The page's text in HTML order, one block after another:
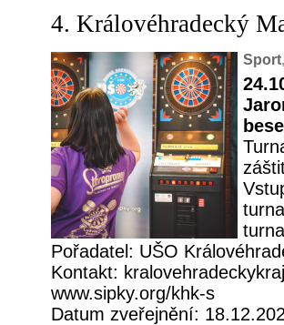
4. Královéhradecký
Sport
Pořadatel: UŠO
Kontakt:
www.sipky.org/khk-s
Datum zveřejnění: